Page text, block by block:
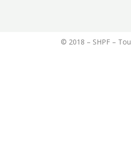
© 2018 – SHPF –